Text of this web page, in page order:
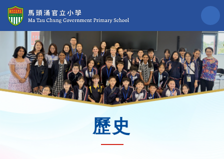
歷史